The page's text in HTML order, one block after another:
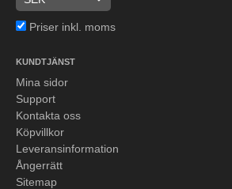
Priser inkl. moms
KUNDTJÄNST
Mina sidor
Support
Kontakta oss
Köpvillkor
Leveransinformation
Ångerrätt
Sitemap